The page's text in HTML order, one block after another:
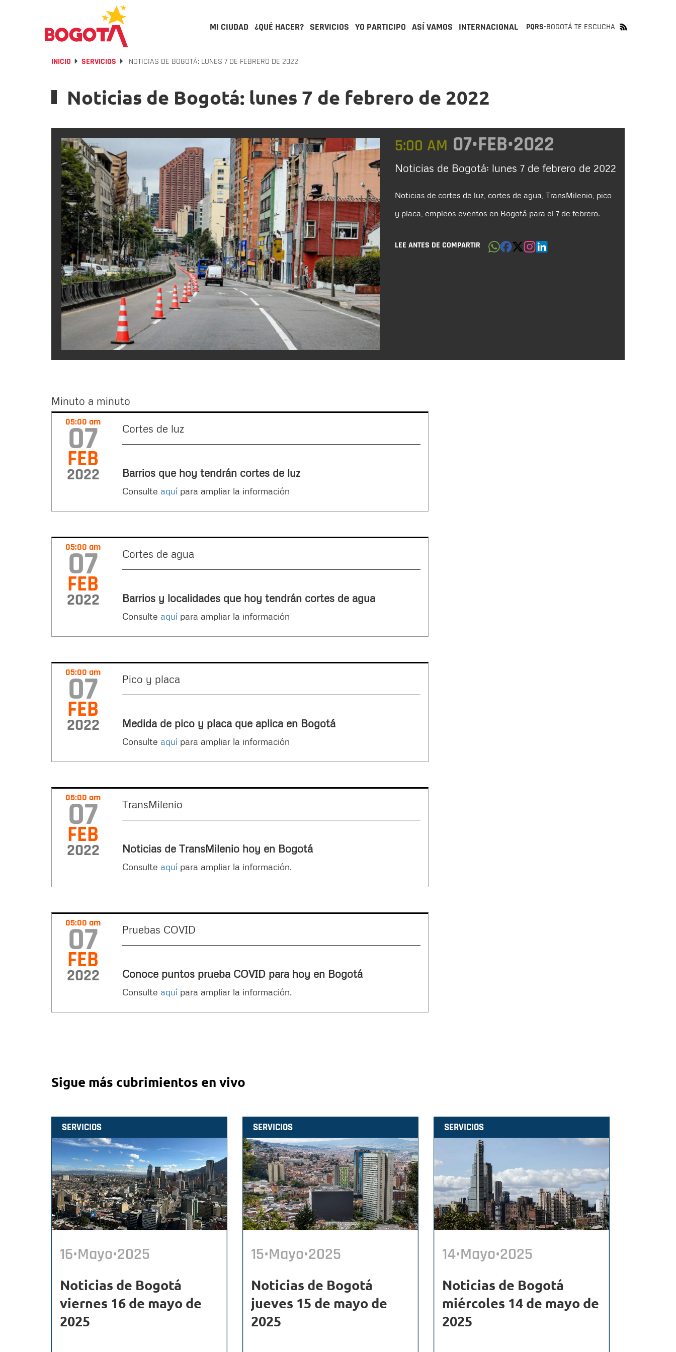
MI CIUDAD ¿QUÉ HACER? SERVICIOS YO PARTICIPO ASÍ VAMOS INTERNACIONAL PQRS-BOGOTÁ TE ESCUCHA
INICIO SERVICIOS NOTICIAS DE BOGOTÁ: LUNES 7 DE FEBRERO DE 2022
Noticias de Bogotá: lunes 7 de febrero de 2022
5:00 AM 07•FEB•2022
Noticias de Bogotá: lunes 7 de febrero de 2022
Noticias de cortes de luz, cortes de agua, TransMilenio, pico
y placa, empleos eventos en Bogotá para el 7 de febrero.
LEE ANTES DE COMPARTIR
Minuto a minuto
Minuto05:00 am
07
FEB
2022
Cortes de luz
Barrios que hoy tendrán cortes de luz
Consulte aquípara ampliar la información
05:00 am
07
FEB
2022
Cortes de agua
Barrios y localidades que hoy tendrán cortes de agua
Consulte aquípara ampliar la información
05:00 am
07
FEB
2022
Pico y placa
Medida de pico y placa que aplica en Bogotá
Consulte aquípara ampliar la información
05:00 am
07
FEB
2022
TransMilenio
Noticias de TransMilenio hoy en Bogotá
Consulte aquípara ampliar la información.
05:00 am
07
FEB
2022
Pruebas COVID
Conoce puntos prueba COVID para hoy en Bogotá
Consulte aquí para ampliar la información.
Sigue más cubrimientos en vivo
SERVICIOS
16•Mayo•2025
Noticias de Bogotá
viernes 16 de mayo de
2025
SERVICIOS
15•Mayo•2025
Noticias de Bogotá
jueves 15 de mayo de
2025
SERVICIOS
14•Mayo•2025
Noticias de Bogotá
miércoles 14 de mayo de
2025